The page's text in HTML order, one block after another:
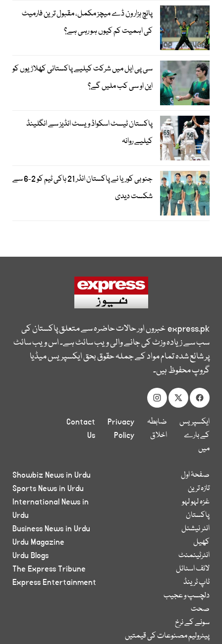
پانچ ہزار ون ڈے میچز مکمل، مقبول ترین فارمیٹ
کی اہمیت کم کیوں ہو رہی ہے؟
سی پی ایل میں شرکت کیلیے پاکستانی کھلاڑیوں کو
این او سی کب ملیں گے؟
پاکستان ٹیسٹ اسکواڈ ویسٹ انڈیز سے انگلینڈ
کیلیے روانہ
جنوبی کوریا نے پاکستان انڈر 21 ہاکی ٹیم کو 2-6 سے
شکست دیدی
express.pkخبروں اور حالات حاضرہ سے متعلق پاکستان کی
سب سے زیادہ وزٹ کی جانے والی ویب سائٹ ہے۔ اس ویب سائٹ
پر شائع شدہ تمام مواد کے جملہ حقوق بحق ایکسپریس میڈیا
گروپ محفوظ ہیں۔
ایکسپریس
کے بارے
میں
ضابطہ
اخلاق
Privacy
Policy
Contact
Us
صفحۂ اول
تازہ ترین
غزہ لہو لہو
پاکستان
انٹر نیشنل
کھیل
انٹرٹینمنٹ
لائف اسٹائل
ٹاپ ٹرینڈ
دلچسپ و عجیب
صحت
سونے کے نرخ
پیٹرولیم مصنوعات کی قیمتیں
Showbiz News in Urdu
Sports News in Urdu
International News in
Urdu
Business News in Urdu
Urdu Magazine
Urdu Blogs
The Express Tribune
Express Entertainment